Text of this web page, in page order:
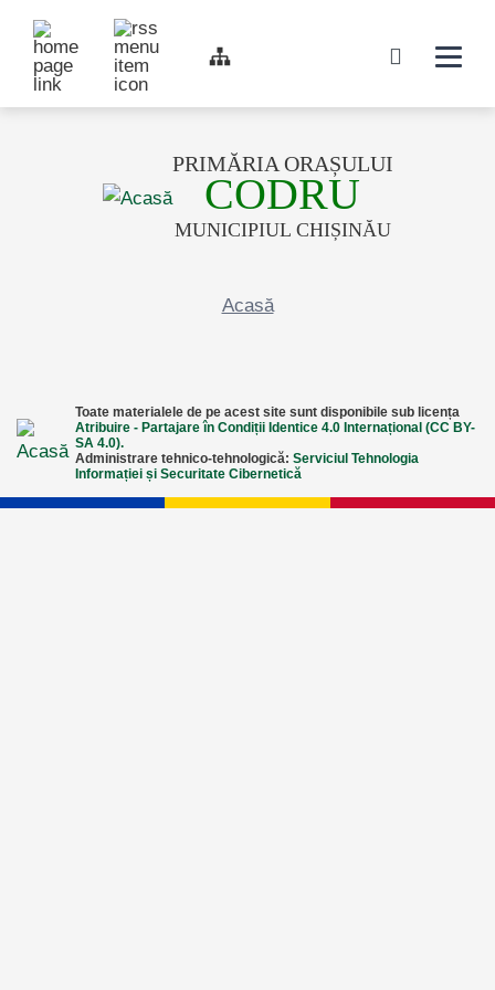
Top bar navigation
icon
PRIMĂRIA ORAȘULUI
CODRU
MUNICIPIUL CHIȘINĂU
Acasă
Toate materialele de pe acest site sunt disponibile sub licența
Atribuire - Partajare în Condiții Identice 4.0 Internațional (CC BY-
SA 4.0).
Administrare tehnico-tehnologică: Serviciul Tehnologia
Informației și Securitate Cibernetică